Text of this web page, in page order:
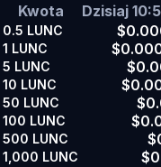
Kwota
Dzisiaj
0.5 LUNC
1 LUNC
5 LUNC
10 LUNC
50 LUNC
100 LUNC
500 LUNC
1,000 LUNC